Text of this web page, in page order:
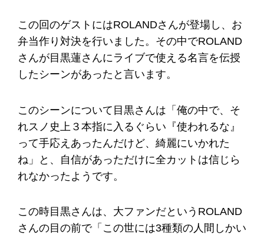
この回のゲストにはROLANDさんが登場し、お
弁当作り対決を行いました。その中でROLAND
さんが目黒蓮さんにライブで使える名言を伝授
したシーンがあったと言います。
このシーンについて目黒さんは「俺の中で、そ
れスノ史上３本指に入るぐらい『使われるな』
って手応えあったんだけど、綺麗にいかれた
ね」と、自信があっただけに全カットは信じら
れなかったようです。
この時目黒さんは、大ファンだというROLAND
さんの目の前で「この世には3種類の人間しかい